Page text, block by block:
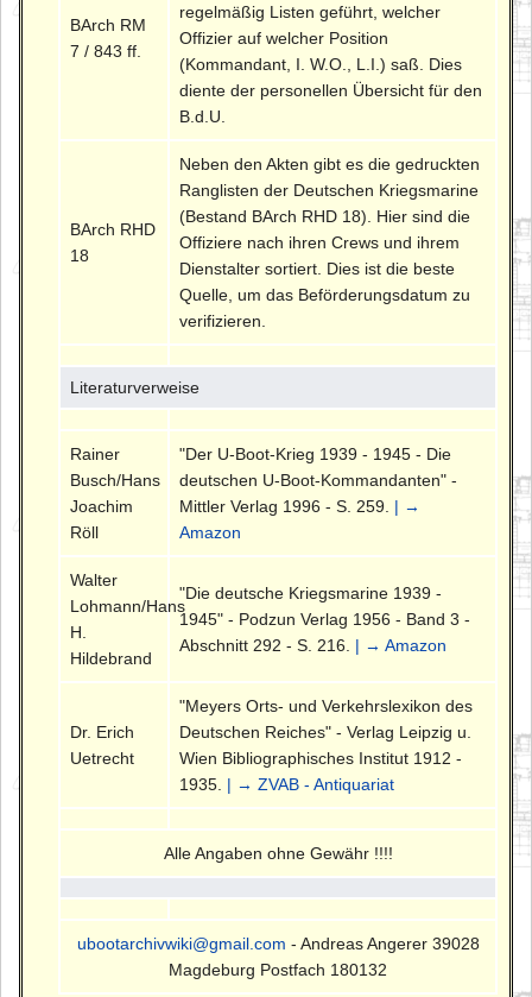
BArch RM
7 / 843 ff.
regelmäßig Listen geführt, welcher
Offizier auf welcher Position
(Kommandant, I. W.O., L.I.) saß. Dies
diente der personellen Übersicht für den
B.d.U.
BArch RHD
18
Neben den Akten gibt es die gedruckten
Ranglisten der Deutschen Kriegsmarine
(Bestand BArch RHD 18). Hier sind die
Offiziere nach ihren Crews und ihrem
Dienstalter sortiert. Dies ist die beste
Quelle, um das Beförderungsdatum zu
verifizieren.
Literaturverweise
Rainer
Busch/Hans
Joachim
Röll
"Der U-Boot-Krieg 1939 - 1945 - Die
deutschen U-Boot-Kommandanten" -
Mittler Verlag 1996 - S. 259. | →
Amazon
Walter
Lohmann/Hans
H.
Hildebrand
"Die deutsche Kriegsmarine 1939 -
1945" - Podzun Verlag 1956 - Band 3 -
Abschnitt 292 - S. 216. | → Amazon
Dr. Erich
Uetrecht
"Meyers Orts- und Verkehrslexikon des
Deutschen Reiches" - Verlag Leipzig u.
Wien Bibliographisches Institut 1912 -
1935. | → ZVAB - Antiquariat
Alle Angaben ohne Gewähr !!!!
ubootarchivwiki@gmail.com - Andreas Angerer 39028
Magdeburg Postfach 180132